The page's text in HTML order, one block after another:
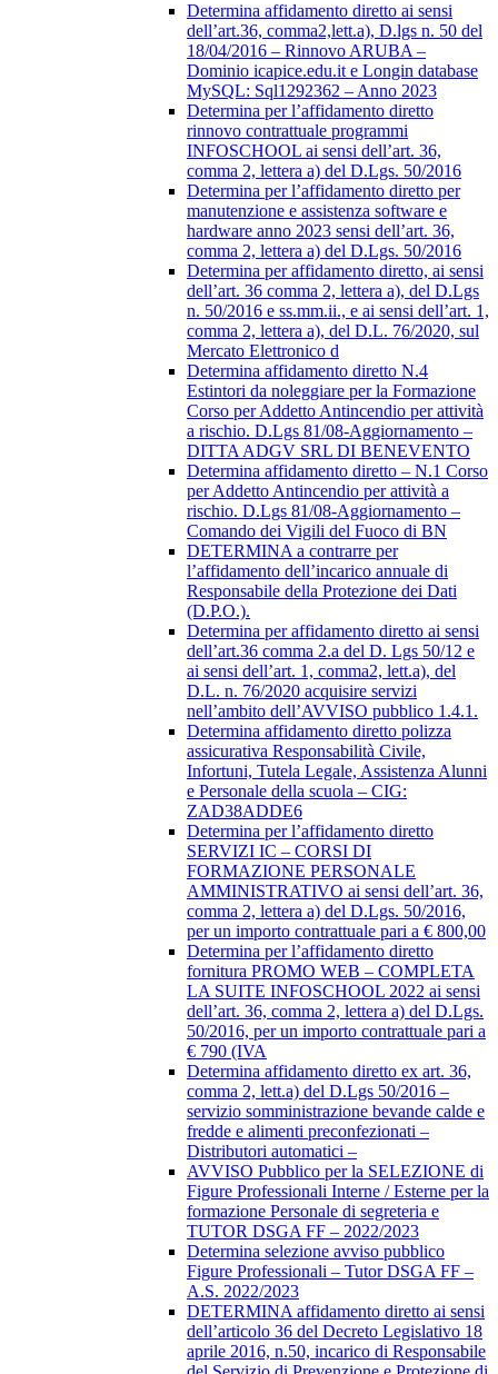
Determina affidamento diretto ai sensi
dell’art.36, comma2,lett.a), D.lgs n. 50 del
18/04/2016 – Rinnovo ARUBA –
Dominio icapice.edu.it e Longin database
MySQL: Sql1292362 – Anno 2023
Determina per l’affidamento diretto
rinnovo contrattuale programmi
INFOSCHOOL ai sensi dell’art. 36,
comma 2, lettera a) del D.Lgs. 50/2016
Determina per l’affidamento diretto per
manutenzione e assistenza software e
hardware anno 2023 sensi dell’art. 36,
comma 2, lettera a) del D.Lgs. 50/2016
Determina per affidamento diretto, ai sensi
dell’art. 36 comma 2, lettera a), del D.Lgs
n. 50/2016 e ss.mm.ii., e ai sensi dell’art. 1,
comma 2, lettera a), del D.L. 76/2020, sul
Mercato Elettronico d
Determina affidamento diretto N.4
Estintori da noleggiare per la Formazione
Corso per Addetto Antincendio per attività
a rischio. D.Lgs 81/08-Aggiornamento –
DITTA ADGV SRL DI BENEVENTO
Determina affidamento diretto – N.1 Corso
per Addetto Antincendio per attività a
rischio. D.Lgs 81/08-Aggiornamento –
Comando dei Vigili del Fuoco di BN
DETERMINA a contrarre per
l’affidamento dell’incarico annuale di
Responsabile della Protezione dei Dati
(D.P.O.).
Determina per affidamento diretto ai sensi
dell’art.36 comma 2.a del D. Lgs 50/12 e
ai sensi dell’art. 1, comma2, lett.a), del
D.L. n. 76/2020 acquisire servizi
nell’ambito dell’AVVISO pubblico 1.4.1.
Determina affidamento diretto polizza
assicurativa Responsabilità Civile,
Infortuni, Tutela Legale, Assistenza Alunni
e Personale della scuola – CIG:
ZAD38ADDE6
Determina per l’affidamento diretto
SERVIZI IC – CORSI DI
FORMAZIONE PERSONALE
AMMINISTRATIVO ai sensi dell’art. 36,
comma 2, lettera a) del D.Lgs. 50/2016,
per un importo contrattuale pari a € 800,00
Determina per l’affidamento diretto
fornitura PROMO WEB – COMPLETA
LA SUITE INFOSCHOOL 2022 ai sensi
dell’art. 36, comma 2, lettera a) del D.Lgs.
50/2016, per un importo contrattuale pari a
€ 790 (IVA
Determina affidamento diretto ex art. 36,
comma 2, lett.a) del D.Lgs 50/2016 –
servizio somministrazione bevande calde e
fredde e alimenti preconfezionati –
Distributori automatici –
AVVISO Pubblico per la SELEZIONE di
Figure Professionali Interne / Esterne per la
formazione Personale di segreteria e
TUTOR DSGA FF – 2022/2023
Determina selezione avviso pubblico
Figure Professionali – Tutor DSGA FF –
A.S. 2022/2023
DETERMINA affidamento diretto ai sensi
dell’articolo 36 del Decreto Legislativo 18
aprile 2016, n.50, incarico di Responsabile